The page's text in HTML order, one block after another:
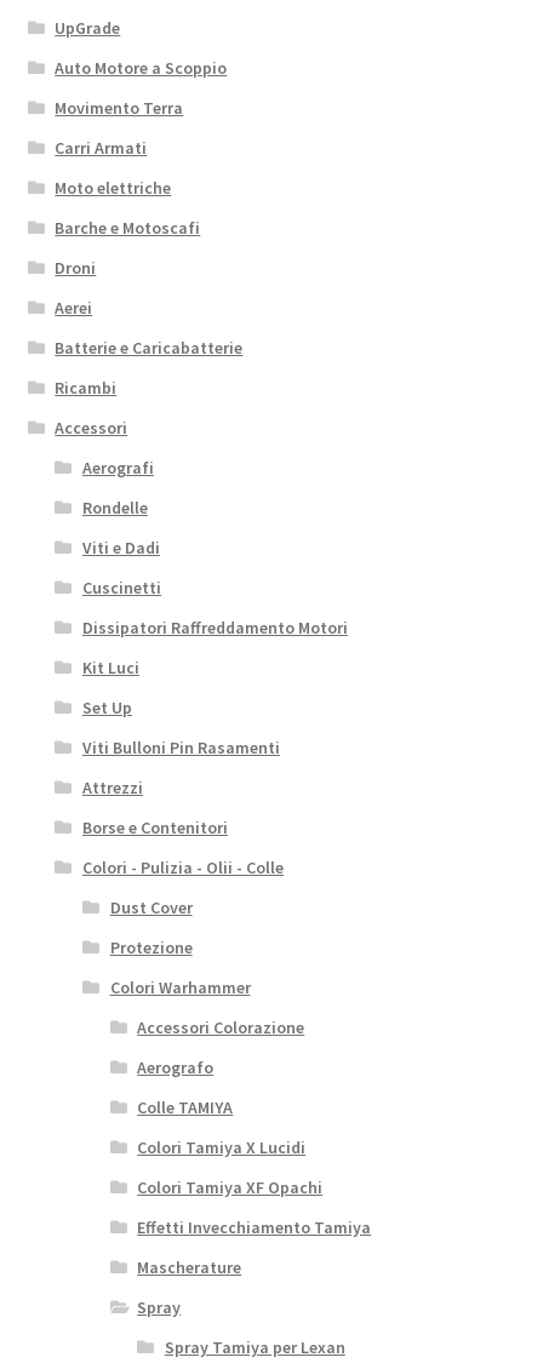
UpGrade
Auto Motore a Scoppio
Movimento Terra
Carri Armati
Moto elettriche
Barche e Motoscafi
Droni
Aerei
Batterie e Caricabatterie
Ricambi
Accessori
Aerografi
Rondelle
Viti e Dadi
Cuscinetti
Dissipatori Raffreddamento Motori
Kit Luci
Set Up
Viti Bulloni Pin Rasamenti
Attrezzi
Borse e Contenitori
Colori - Pulizia - Olii - Colle
Dust Cover
Protezione
Colori Warhammer
Accessori Colorazione
Aerografo
Colle TAMIYA
Colori Tamiya X Lucidi
Colori Tamiya XF Opachi
Effetti Invecchiamento Tamiya
Mascherature
Spray
Spray Tamiya per Lexan